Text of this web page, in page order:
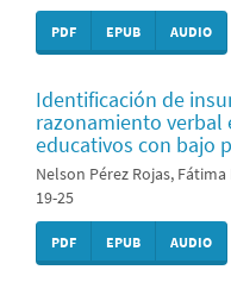
PDF EPUB AUDIO
Identificación de
razonamiento verbal
educativos con bajo
Nelson Pérez Rojas,
19-25
PDF EPUB AUDIO